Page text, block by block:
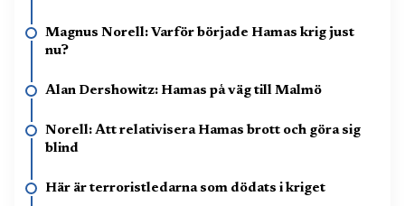
Magnus Norell: Varför började Hamas krig just
nu?
Alan Dershowitz: Hamas på väg till Malmö
Norell: Att relativisera Hamas brott och göra sig
blind
Här är terroristledarna som dödats i kriget